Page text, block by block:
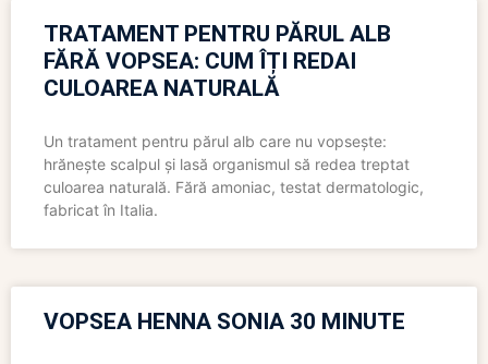
TRATAMENT PENTRU PĂRUL ALB
FĂRĂ VOPSEA: CUM ÎȚI REDAI
CULOAREA NATURALĂ
Un tratament pentru părul alb care nu vopsește:
hrănește scalpul și lasă organismul să redea treptat
culoarea naturală. Fără amoniac, testat dermatologic,
fabricat în Italia.
VOPSEA HENNA SONIA 30 MINUTE